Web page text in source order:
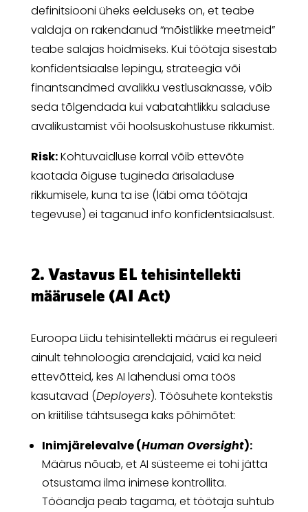
definitsiooni üheks eelduseks on, et teabe
valdaja on rakendanud “mõistlikke meetmeid”
teabe salajas hoidmiseks. Kui töötaja sisestab
konfidentsiaalse lepingu, strateegia või
finantsandmed avalikku vestlusaknasse, võib
seda tõlgendada kui vabatahtlikku saladuse
avalikustamist või hoolsuskohustuse rikkumist.
Risk:Kohtuvaidluse korral võib ettevõte
kaotada õiguse tugineda ärisaladuse
rikkumisele, kuna ta ise (läbi oma töötaja
tegevuse) ei taganud info konfidentsiaalsust.
2. Vastavus EL tehisintellekti
määrusele (AI Act)
Euroopa Liidu tehisintellekti määrus ei reguleeri
ainult tehnoloogia arendajaid, vaid ka neid
ettevõtteid, kes AI lahendusi oma töös
kasutavad (Deployers). Töösuhete kontekstis
on kriitilise tähtsusega kaks põhimõtet:
Inimjärelevalve (Human Oversight):
Määrus nõuab, et AI süsteeme ei tohi jätta
otsustama ilma inimese kontrollita.
Tööandja peab tagama, et töötaja suhtub